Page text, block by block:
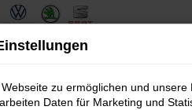
zu ermöglichen und unsere
Daten für Marketing und